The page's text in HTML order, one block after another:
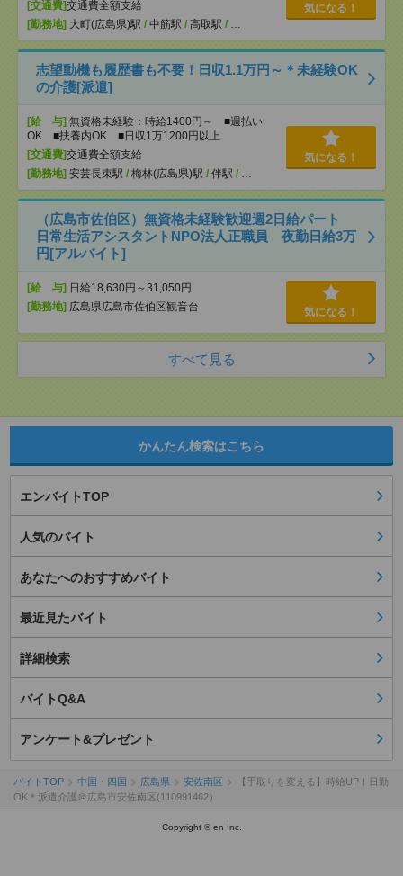
[交通費]交通費全額支給
[勤務地] 大町(広島県)駅 / 中筋駅 / 高取駅 / …
気になる！
志望動機も履歴書も不要！日収1.1万円～＊未経験OK
の介護[派遣]
[給 与] 無資格未経験：時給1400円～ ■週払い
OK ■扶養内OK ■日収1万1200円以上
[交通費]交通費全額支給
[勤務地] 安芸長束駅 / 梅林(広島県)駅 / 伴駅 / …
気になる！
（広島市佐伯区）無資格未経験歓迎週2日給パート
日常生活アシスタントNPO法人正職員 夜勤日給3万
円[アルバイト]
[給 与] 日給18,630円～31,050円
[勤務地] 広島県広島市佐伯区観音台 気になる！
すべて見る
かんたん検索はこちら
エンバイトTOP
人気のバイト
あなたへのおすすめバイト
最近見たバイト
詳細検索
バイトQ&A
アンケート&プレゼント
バイトTOP 中国・四国 広島県 安佐南区
【手取りを変える】時給UP！日勤
OK＊派遣介護＠広島市安佐南区(110991462）
Copyright © en Inc.